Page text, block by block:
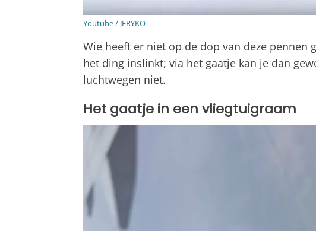
Youtube / JERYKO
Wie heeft er niet op de dop van deze pennen
het ding inslinkt; via het gaatje kan je dan
luchtwegen niet.
Het gaatje in een vliegtuigraam